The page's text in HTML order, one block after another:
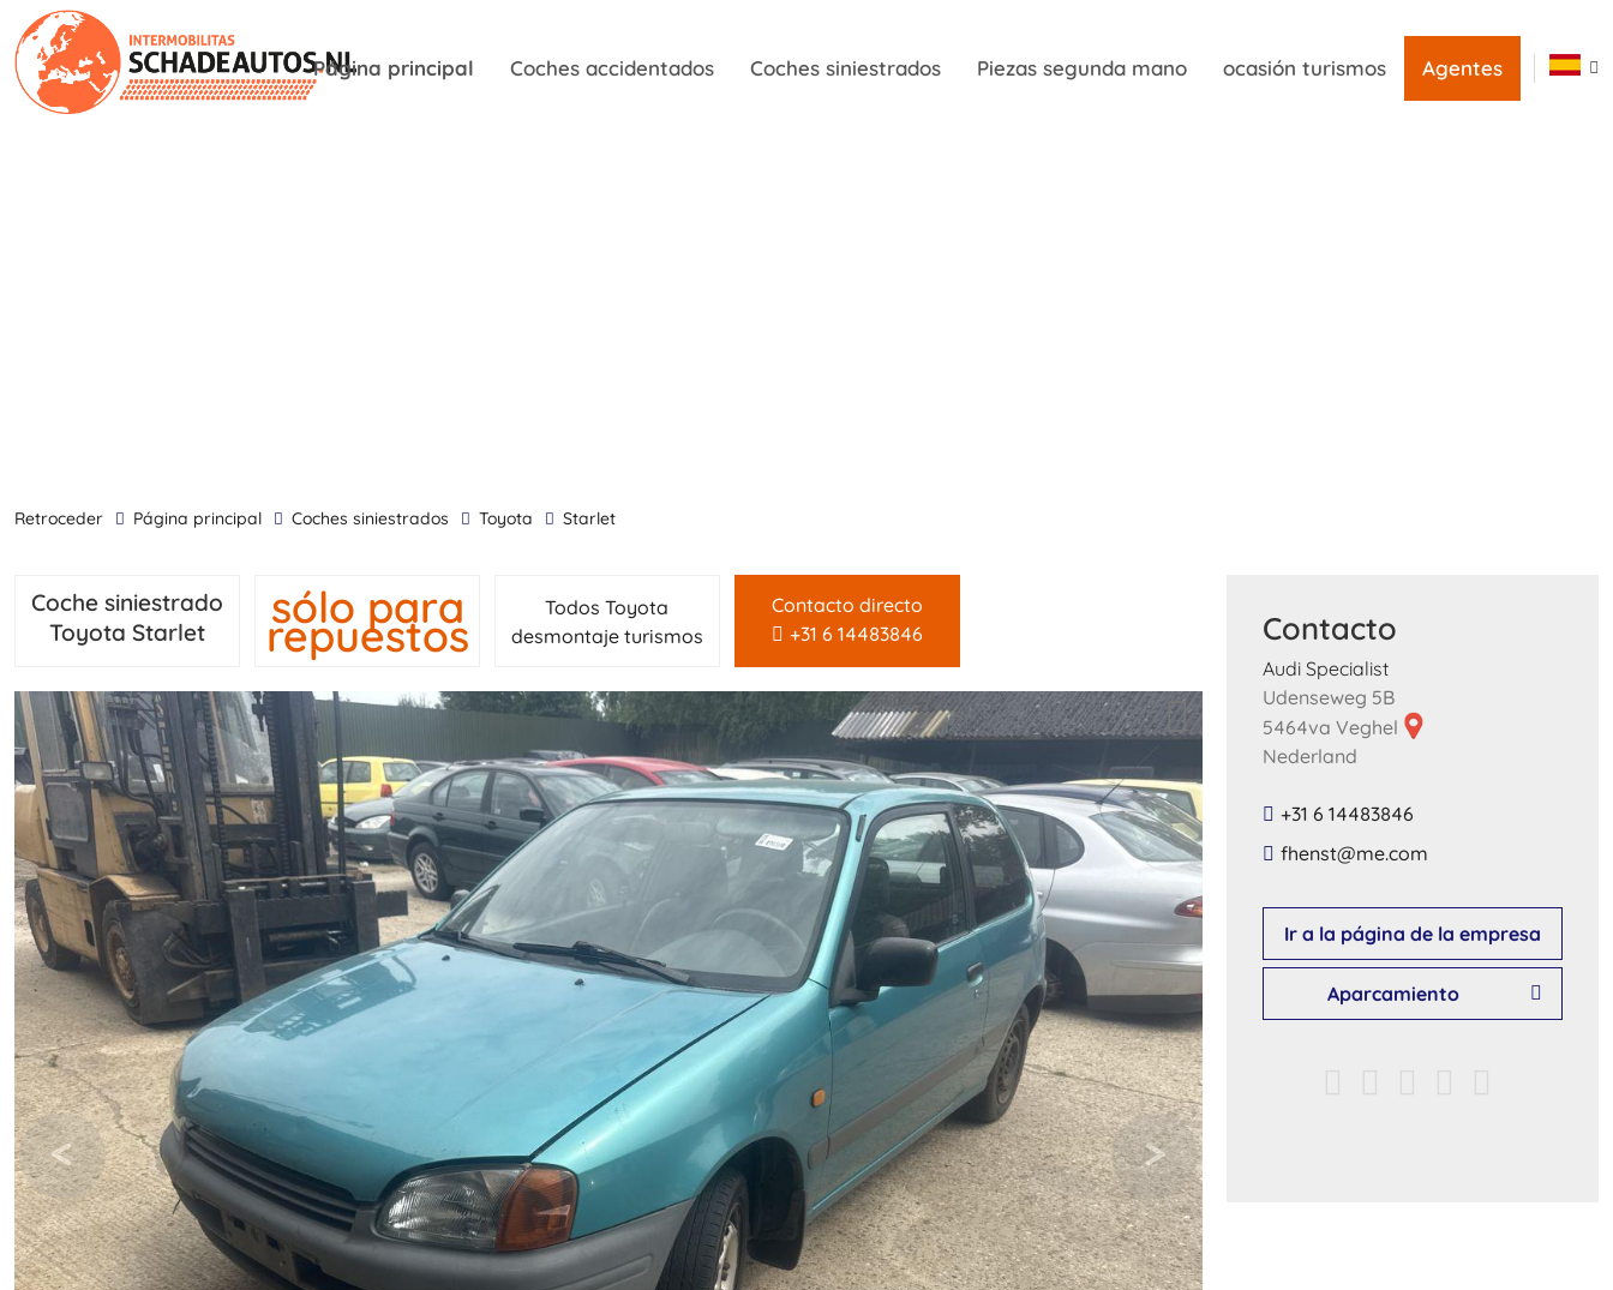
Página principal Coches accidentados Coches siniestrados Piezas segunda mano ocasión turismos Agentes
retroceder Página principal Coches siniestrados Toyota Starlet
Coche siniestrado
Toyota Starlet
sólo para
repuestos
Todos Toyota
desmontaje turismos
Contacto directo
+31 6 14483846
Contacto
Audi Specialist
Udenseweg 5B
5464va Veghel
Nederland
+31 6 14483846
​fhenst​@​me​.​com​
Ir a la página de la empresa
Aparcamiento